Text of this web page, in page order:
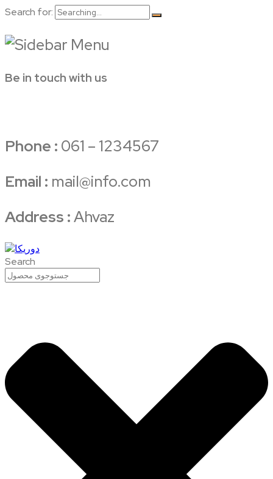
Search for:
Be in touch with us
Phone : 061 – 1234567
Email : mail@info.com
Address :Ahvaz
Search